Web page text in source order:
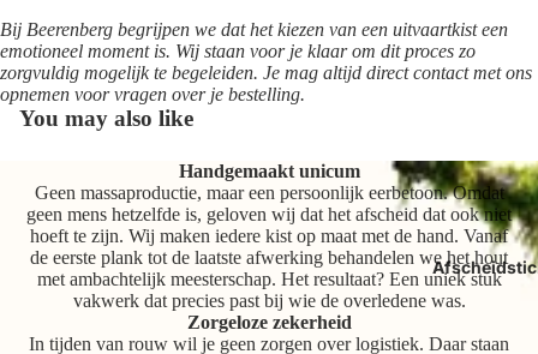
Bij Beerenberg begrijpen we dat het kiezen van een uitvaartkist een
emotioneel moment is. Wij staan voor je klaar om dit proces zo
zorgvuldig mogelijk te begeleiden. Je mag altijd direct contact met ons
opnemen voor vragen over je bestelling.
You may also like
Handgemaakt unicum
Geen massaproductie, maar een persoonlijk eerbetoon. Omdat
geen mens hetzelfde is, geloven wij dat het afscheid dat ook niet
hoeft te zijn. Wij maken iedere kist op maat met de hand. Vanaf
de eerste plank tot de laatste afwerking behandelen we het hout
met ambachtelijk meesterschap. Het resultaat? Een uniek stuk
vakwerk dat precies past bij wie de overledene was.
Zorgeloze zekerheid
In tijden van rouw wil je geen zorgen over logistiek. Daar staan